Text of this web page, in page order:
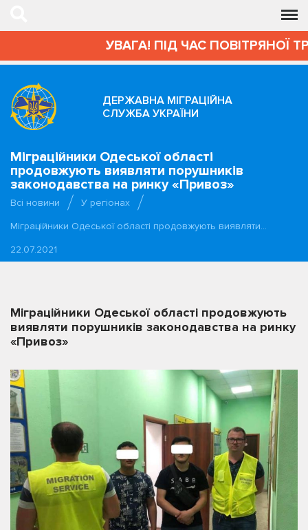
УВАГА! ПІД ЧАС ПОВІТРЯНОЇ
ДЕРЖАВНА МІГРАЦІЙНА
СЛУЖБА УКРАЇНИ
Міграційники Одеської області
продовжують виявляти порушників
законодавства на ринку «Привоз»
Всі новини
У регіонах
Міграційники Одеської області продовжують виявляти…
22.07.2021
Міграційники Одеської області продовжують
виявляти порушників законодавства на ринку
«Привоз»